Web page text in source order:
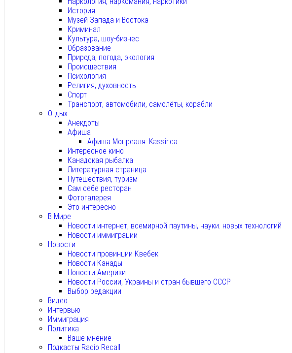
История
Музей Запада и Востока
Криминал
Культура, шоу-бизнес
Образование
Природа, погода, экология
Происшествия
Психология
Религия, духовность
Спорт
Транспорт, автомобили, самолёты, корабли
Отдых
Анекдоты
Афиша
Афиша Монреаля: Kassir.ca
Интересное кино
Канадская рыбалка
Литературная страница
Путешествия, туризм
Сам себе ресторан
Фотогалерея
Это интересно
В Мире
Новости интернет, всемирной паутины, науки. новых технологий
Новости иммиграции
Новости
Новости провинции Квебек
Новости Канады
Новости Америки
Новости России, Украины и стран бывшего СССР
Выбор редакции
Видео
Интервью
Иммиграция
Политика
Ваше мнение
Подкасты Radio Recall